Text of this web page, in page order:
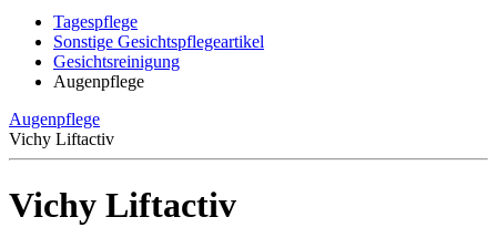
Tagespflege
Sonstige Gesichtspflegeartikel
Gesichtsreinigung
Augenpflege
Augenpflege
Vichy Liftactiv
Vichy Liftactiv